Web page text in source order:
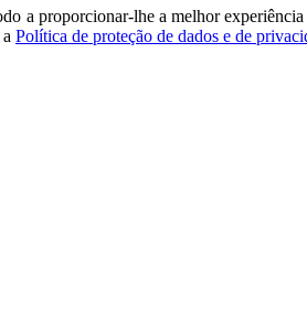
a proporcionar-lhe a melhor
Política de proteção de dados e de